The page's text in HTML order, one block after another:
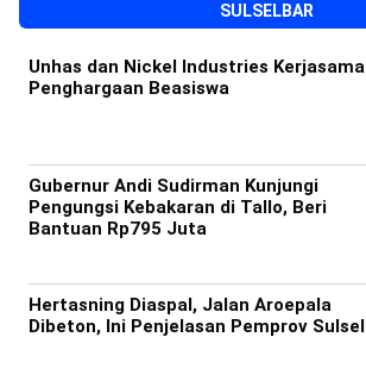
SULSELBAR
Unhas dan Nickel Industries Kerjasama
Penghargaan Beasiswa
Gubernur Andi Sudirman Kunjungi
Pengungsi Kebakaran di Tallo, Beri
Bantuan Rp795 Juta
Hertasning Diaspal, Jalan Aroepala
Dibeton, Ini Penjelasan Pemprov Sulsel